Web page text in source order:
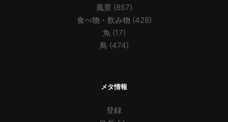
風景(857)
食べ物・飲み物 (428)
魚 (17)
鳥 (474)
メタ情報
登録